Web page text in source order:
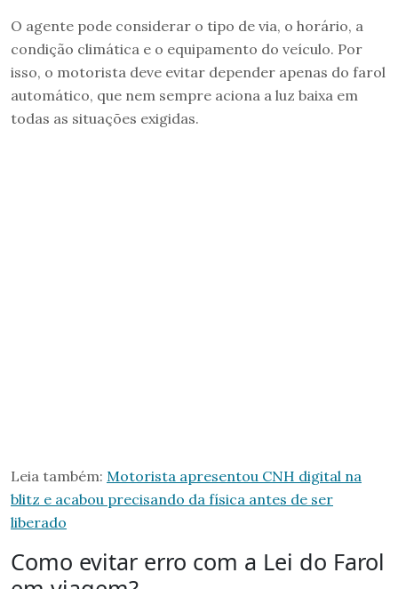
O agente pode considerar o tipo de via, o horário, a
condição climática e o equipamento do veículo. Por
isso, o motorista deve evitar depender apenas do farol
automático, que nem sempre aciona a luz baixa em
todas as situações exigidas.
Leia também: Motorista apresentou CNH digital na
blitz e acabou precisando da física antes de ser
liberado
Como evitar erro com a Lei do Farol